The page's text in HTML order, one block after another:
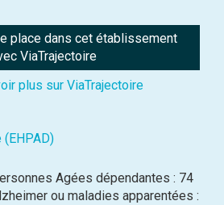
place dans cet établissement
ViaTrajectoire
plus sur ViaTrajectoire
Agées dépendantes : 74
ou maladies apparentées :